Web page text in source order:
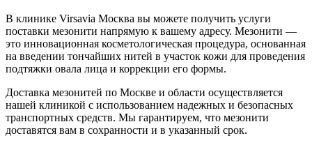
В клинике Virsavia Москва вы можете получить услуги
поставки мезонити напрямую к вашему адресу. Мезонити —
это инновационная косметологическая процедура, основанная
на введении тончайших нитей в участок кожи для проведения
подтяжки овала лица и коррекции его формы.
Доставка мезонитей по Москве и области осуществляется
нашей клиникой с использованием надежных и безопасных
транспортных средств. Мы гарантируем, что мезонити
доставятся вам в сохранности и в указанный срок.